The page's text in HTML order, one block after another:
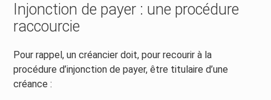
Injonction de payer : une procédure
raccourcie
Pour rappel, un créancier doit, pour recourir à la
procédure d’injonction de payer, être titulaire d’une
créance :